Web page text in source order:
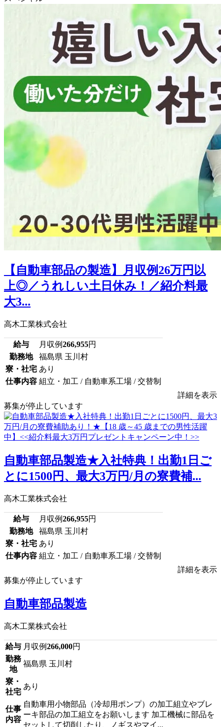
【自動車部品の製造】月収例26万円以
上◎／うれしい土日休み！／紹介料最
大3...
高木工業株式会社
給与 月収例266,955円
勤務地
福島県 玉川村
寮・社宅 あり
仕事内容 組立・加工 / 自動車系工場 / 交替制
詳細を表示
募集が停止しています
自動車部品製造★入社特典！出勤1日ご
とに1500円、最大3万円/月の寮費補...
高木工業株式会社
給与 月収例266,955円
勤務地
福島県 玉川村
寮・社宅 あり
仕事内容 組立・加工 / 自動車系工場 / 交替制
詳細を表示
募集が停止しています
自動車部品製造
高木工業株式会社
給与 月収例266,000円
勤務
地
福島県 玉川村
寮・
社宅
あり
仕事
内容
自動車用小物部品（冷却用ポンプ）の加工組立やブレ
ーキ部品の加工組立をお願いします 加工機械に部品を
セットして切削したり、ノギスやマイ...